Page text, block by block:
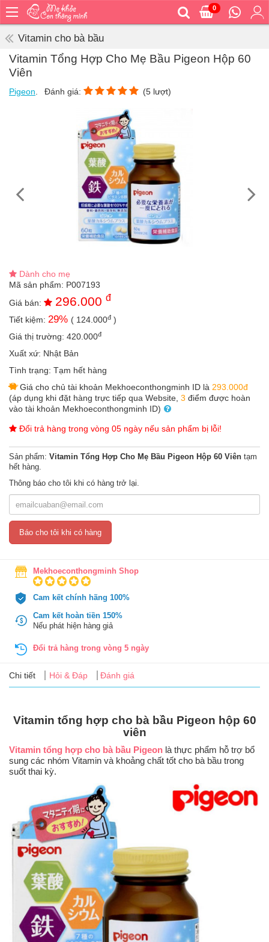
0
Bé
ăn
vệ
ngoài
an
toàn
tắm
Bé
chơi
học
Dành
cho
cho
bố
Đồ
trong
nhà
Tin
Vitamin cho bà bầu
Vitamin Tổng Hợp Cho Mẹ Bầu Pigeon Hộp 60
Viên
Pigeon Đánh giá: (5 lượt)
Dành cho mẹ
Mã sản phẩm: P007193
Giá bán:
296.000 đ
Tiết kiệm: 29% ( 124.000đ )
Giá thị trường: 420.000đ
Xuất xứ: Nhật Bản
Tình trạng: Tạm hết hàng
Giá cho chủ tài khoản Mekhoeconthongminh ID là 293.000đ
(áp dụng khi đặt hàng trực tiếp qua Website, 3 điểm được hoàn
vào tài khoản Mekhoeconthongminh ID)
Đổi trả hàng trong vòng 05 ngày nếu sản phẩm bị lỗi!
Sản phẩm: Vitamin Tổng Hợp Cho Mẹ Bầu Pigeon Hộp 60 Viên tạm
hết hàng.
Thông báo cho tôi khi có hàng trở lại.
Báo cho tôi khi có hàng
Mekhoeconthongminh Shop
Cam kết chính hãng 100%
Cam kết hoàn tiền 150%
Nếu phát hiện hàng giả
Đổi trả hàng trong vòng 5 ngày
Chi tiết Hỏi & Đáp Đánh giá
Vitamin tổng hợp cho bà bầu Pigeon hộp 60
viên
Vitamin tổng hợp cho bà bầu Pigeon là thực phẩm hỗ trợ bổ
sung các nhóm Vitamin và khoảng chất tốt cho bà bầu trong
suốt thai kỳ.